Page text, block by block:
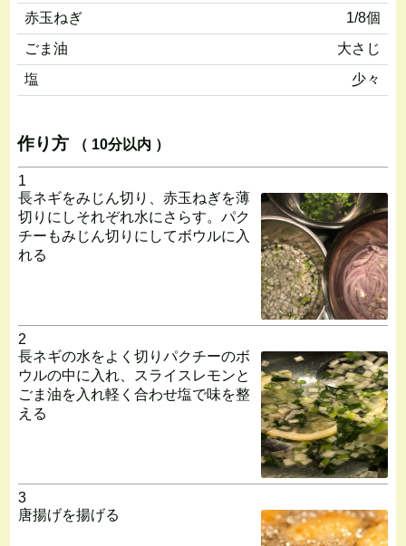
赤玉ねぎ
1/8個
ごま油
大さじ
塩
少々
作り方 （ 10分以内 ）
1
長ネギをみじん切り、赤玉ねぎを薄
切りにしそれぞれ水にさらす。パク
チーもみじん切りにしてボウルに入
れる
2
長ネギの水をよく切りパクチーのボ
ウルの中に入れ、スライスレモンと
ごま油を入れ軽く合わせ塩で味を整
える
3
唐揚げを揚げる